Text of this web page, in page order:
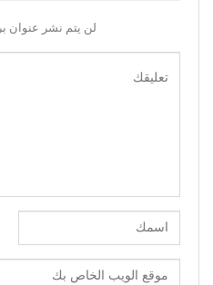
لن يتم نشر عنوان